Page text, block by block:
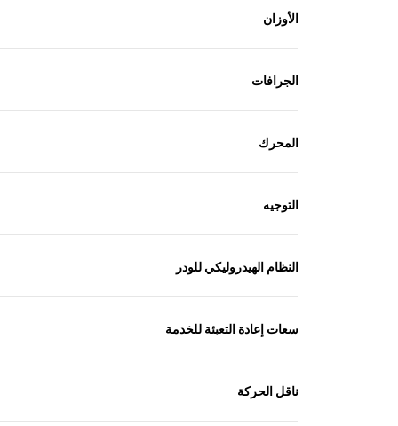
الأوزان
الجرافات
المحرك
التوجيه
النظام الهيدروليكي للودر
سعات إعادة التعبئة للخدمة
ناقل الحركة